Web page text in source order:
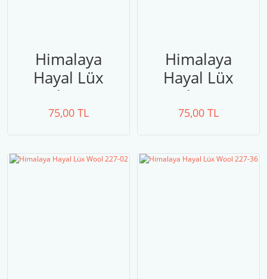
Himalaya
Hayal Lüx
Wool 227-01
75,00 TL
Himalaya
Hayal Lüx
Wool 227-11
75,00 TL